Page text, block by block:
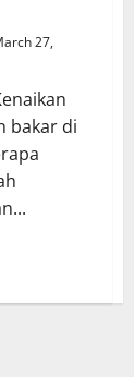
27,
bakar di